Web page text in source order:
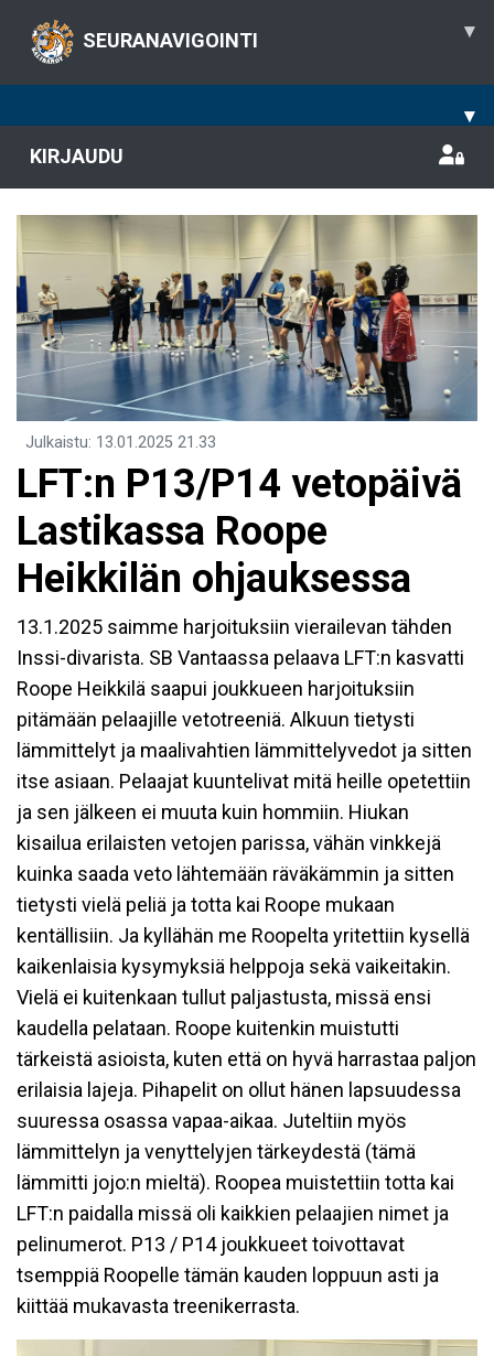
SEURANAVIGOINTI ▾
▾
KIRJAUDU
Julkaistu: 13.01.2025 21.33
LFT:n P13/P14 vetopäivä
Lastikassa Roope
Heikkilän ohjauksessa
13.1.2025 saimme harjoituksiin vierailevan tähden
Inssi-divarista. SB Vantaassa pelaava LFT:n kasvatti
Roope Heikkilä saapui joukkueen harjoituksiin
pitämään pelaajille vetotreeniä. Alkuun tietysti
lämmittelyt ja maalivahtien lämmittelyvedot ja sitten
itse asiaan. Pelaajat kuuntelivat mitä heille opetettiin
ja sen jälkeen ei muuta kuin hommiin. Hiukan
kisailua erilaisten vetojen parissa, vähän vinkkejä
kuinka saada veto lähtemään räväkämmin ja sitten
tietysti vielä peliä ja totta kai Roope mukaan
kentällisiin. Ja kyllähän me Roopelta yritettiin kysellä
kaikenlaisia kysymyksiä helppoja sekä vaikeitakin.
Vielä ei kuitenkaan tullut paljastusta, missä ensi
kaudella pelataan. Roope kuitenkin muistutti
tärkeistä asioista, kuten että on hyvä harrastaa paljon
erilaisia lajeja. Pihapelit on ollut hänen lapsuudessa
suuressa osassa vapaa-aikaa. Juteltiin myös
lämmittelyn ja venyttelyjen tärkeydestä (tämä
lämmitti jojo:n mieltä). Roopea muistettiin totta kai
LFT:n paidalla missä oli kaikkien pelaajien nimet ja
pelinumerot. P13 / P14 joukkueet toivottavat
tsemppiä Roopelle tämän kauden loppuun asti ja
kiittää mukavasta treenikerrasta.